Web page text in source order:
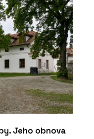
Jeho obnova